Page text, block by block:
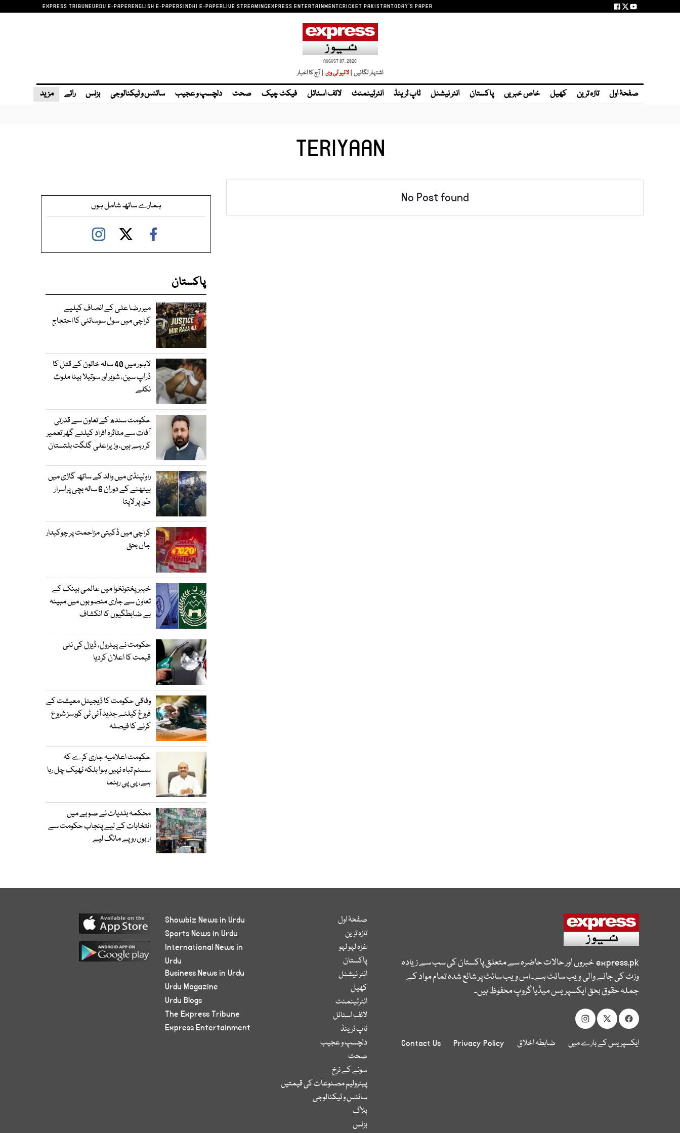
EXPRESS TRIBUNEURDU E-PAPERENGLISH E-PAPERSINDHI E-PAPERLIVE STREAMINGEXPRESS ENTERTAINMENTCRICKET PAKISTANTODAY'S PAPER
AUGUST 07, 2026
اشتہار لگائیں |لائیو ٹی وی | آج کا اخبار
صفحۂ اول تازہ ترین کھیل خاص خبریں پاکستان انٹر نیشنل ٹاپ ٹرینڈ انٹرٹینمنٹ لائف اسٹائل فیکٹ چیک صحت دلچسپ و عجیب سائنس و ٹیکنالوجی بزنس رائے مزید
TERIYAAN
No Post found ہمارے ساتھ شامل ہوں
پاکستان
میر رضا علی کے انصاف کیلیے
کراچی میں سول سوسائٹی کا احتجاج
لاہور میں 40 سالہ خاتون کے قتل کا
ڈراپ سین، شوہر اور سوتیلا بیٹا ملوث
نکلے
حکومت سندھ کے تعاون سے قدرتی
آفات سے متاثرہ افراد کیلئے گھر تعمیر
کر رہے ہیں، وزیراعلیٰ گلگت بلتستان
راولپنڈی میں والد کے ساتھ گاڑی میں
بیٹھنے کے دوران 6 سالہ بچی پراسرار
طور پر لاپتا
کراچی میں ڈکیتی مزاحمت پر چوکیدار
جاں بحق
خیبرپختونخوا میں عالمی بینک کے
تعاون سے جاری منصوبوں میں مبینہ
بے ضابطگیوں کا انکشاف
حکومت نے پیٹرول، ڈیزل کی نئی
قیمت کا اعلان کردیا
وفاقی حکومت کا ڈیجیٹل معیشت کے
فروغ کیلئے جدید آئی ٹی کورسز شروع
کرنے کا فیصلہ
حکومت اعلامیہ جاری کرے کہ
سسٹم تباہ نہیں ہوا بلکہ ٹھیک چل رہا
ہے، پی پی رہنما
محکمہ بلدیات نے صوبے میں
انتخابات کے لیے پنجاب حکومت سے
اربوں روپے مانگ لیے
express.pkخبروں اور حالات حاضرہ سے متعلق پاکستان کی سب سے زیادہ
وزٹ کی جانے والی ویب سائٹ ہے۔ اس ویب سائٹ پر شائع شدہ تمام مواد کے
جملہ حقوق بحق ایکسپریس میڈیا گروپ محفوظ ہیں۔
ایکسپریس کے بارے میں ضابطہ اخلاق Privacy Policy
Contact Us
صفحۂ اول
تازہ ترین
غزہ لہو لہو
پاکستان
انٹر نیشنل
کھیل
انٹرٹینمنٹ
لائف اسٹائل
ٹاپ ٹرینڈ
دلچسپ و عجیب
صحت
سونے کے نرخ
پیٹرولیم مصنوعات کی قیمتیں
سائنس و ٹیکنالوجی
بلاگ
بزنس
Showbiz News in Urdu
Sports News in Urdu
International News in
Urdu
Business News in Urdu
Urdu Magazine
Urdu Blogs
The Express Tribune
Express Entertainment